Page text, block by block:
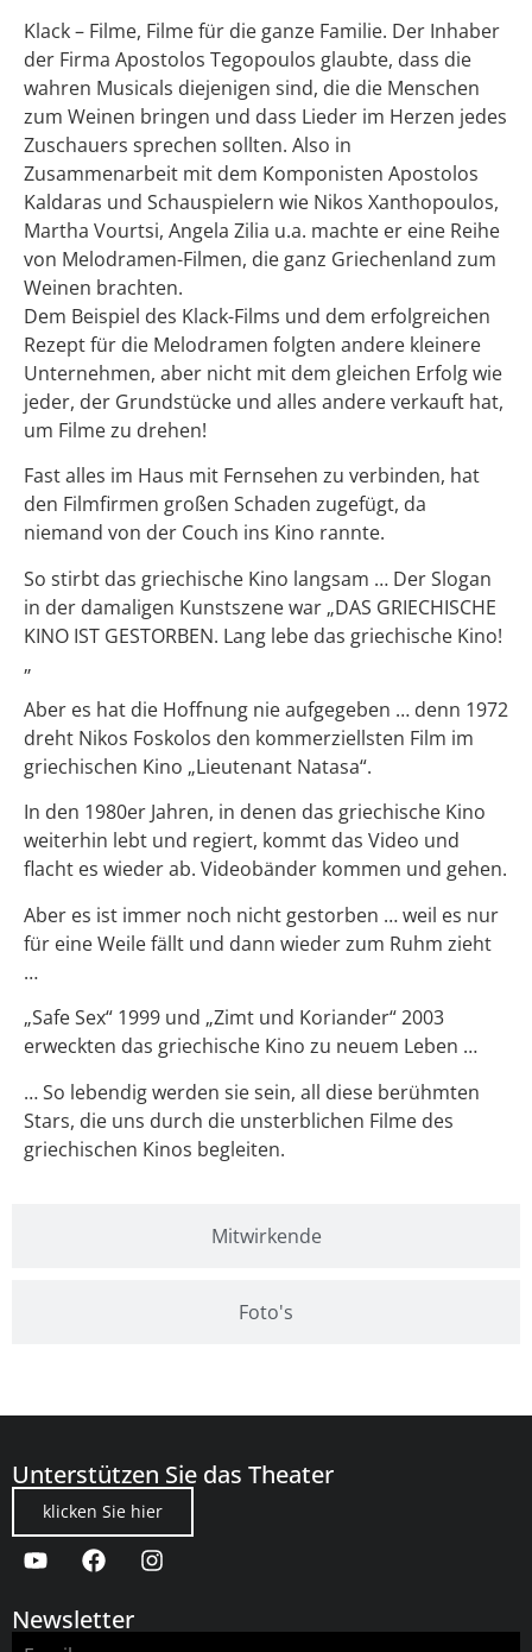
Mitwirkende
Foto's
Klack – Filme, Filme für die ganze Familie. Der Inhaber
der Firma Apostolos Tegopoulos glaubte, dass die
wahren Musicals diejenigen sind, die die Menschen
zum Weinen bringen und dass Lieder im Herzen jedes
Zuschauers sprechen sollten. Also in
Zusammenarbeit mit dem Komponisten Apostolos
Kaldaras und Schauspielern wie Nikos Xanthopoulos,
Martha Vourtsi, Angela Zilia u.a. machte er eine Reihe
von Melodramen-Filmen, die ganz Griechenland zum
Weinen brachten.
Dem Beispiel des Klack-Films und dem erfolgreichen
Rezept für die Melodramen folgten andere kleinere
Unternehmen, aber nicht mit dem gleichen Erfolg wie
jeder, der Grundstücke und alles andere verkauft hat,
um Filme zu drehen!
Fast alles im Haus mit Fernsehen zu verbinden, hat
den Filmfirmen großen Schaden zugefügt, da
niemand von der Couch ins Kino rannte.
So stirbt das griechische Kino langsam … Der Slogan
in der damaligen Kunstszene war „DAS GRIECHISCHE
KINO IST GESTORBEN. Lang lebe das griechische Kino!
„
Aber es hat die Hoffnung nie aufgegeben … denn 1972
dreht Nikos Foskolos den kommerziellsten Film im
griechischen Kino „Lieutenant Natasa“.
In den 1980er Jahren, in denen das griechische Kino
weiterhin lebt und regiert, kommt das Video und
flacht es wieder ab. Videobänder kommen und gehen.
Aber es ist immer noch nicht gestorben … weil es nur
für eine Weile fällt und dann wieder zum Ruhm zieht
…
„Safe Sex“ 1999 und „Zimt und Koriander“ 2003
erweckten das griechische Kino zu neuem Leben …
… So lebendig werden sie sein, all diese berühmten
Stars, die uns durch die unsterblichen Filme des
griechischen Kinos begleiten.
Unterstützen Sie das Theater
klicken Sie hier
Newsletter